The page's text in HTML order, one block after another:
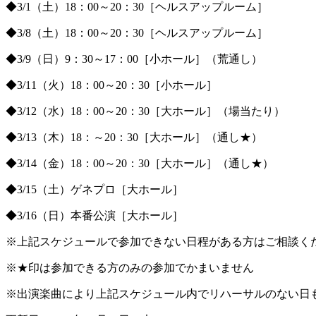
◆3/1（土）18：00～20：30［ヘルスアップルーム］
◆3/8（土）18：00～20：30［ヘルスアップルーム］
◆3/9（日）9：30～17：00［小ホール］（荒通し）
◆3/11（火）18：00～20：30［小ホール］
◆3/12（水）18：00～20：30［大ホール］（場当たり）
◆3/13（木）18：～20：30［大ホール］（通し★）
◆3/14（金）18：00～20：30［大ホール］（通し★）
◆3/15（土）ゲネプロ［大ホール］
◆3/16（日）本番公演［大ホール］
※上記スケジュールで参加できない日程がある方はご相談く
※★印は参加できる方のみの参加でかまいません
※出演楽曲により上記スケジュール内でリハーサルのない日